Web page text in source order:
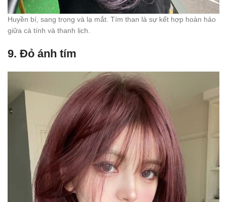
Huyền bí, sang trọng và lạ mắt. Tím than là sự kết hợp hoàn hảo
giữa cá tính và thanh lịch.
9. Đỏ ánh tím